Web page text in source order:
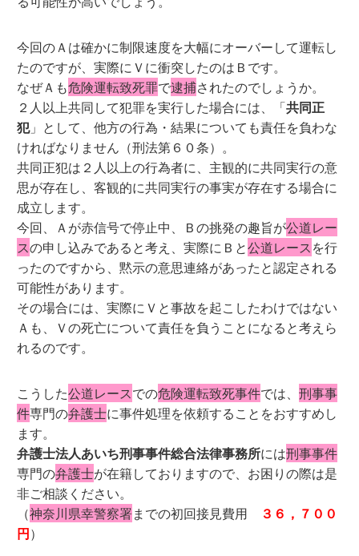
今回のＡは確かに制限速度を大幅にオーバーして運転し
たのですが、実際にＶに衝突したのはＢです。
なぜＡも危険運転致死罪で逮捕されたのでしょうか。
２人以上共同して犯罪を実行した場合には、「共同正
犯」として、他方の行為・結果についても責任を負わな
ければなりません（刑法第６０条）。
共同正犯は２人以上の行為者に、主観的に共同実行の意
思が存在し、客観的に共同実行の事実が存在する場合に
成立します。
今回、Ａが赤信号で停止中、Ｂの挑発の趣旨が公道レー
スの申し込みであると考え、実際にＢと公道レースを行
ったのですから、黙示の意思連絡があったと認定される
可能性があります。
その場合には、実際にＶと事故を起こしたわけではない
Ａも、Ｖの死亡について責任を負うことになると考えら
れるのです。
こうした公道レースでの危険運転致死事件では、刑事事
件専門の弁護士に事件処理を依頼することをおすすめし
ます。
弁護士法人あいち刑事事件総合法律事務所には刑事事件
専門の弁護士が在籍しておりますので、お困りの際は是
非ご相談ください。
（神奈川県幸警察署までの初回接見費用
３６，７００
円）